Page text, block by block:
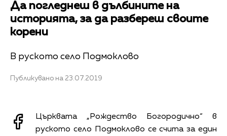
Да погледнеш в дълбините на
историята, за да разбереш своите
корени
В руското село Подмоклово
Публикувано на 23.07.2019
Църквата „Рождество Богородично“ в
руското село Подмоклово се счита за един